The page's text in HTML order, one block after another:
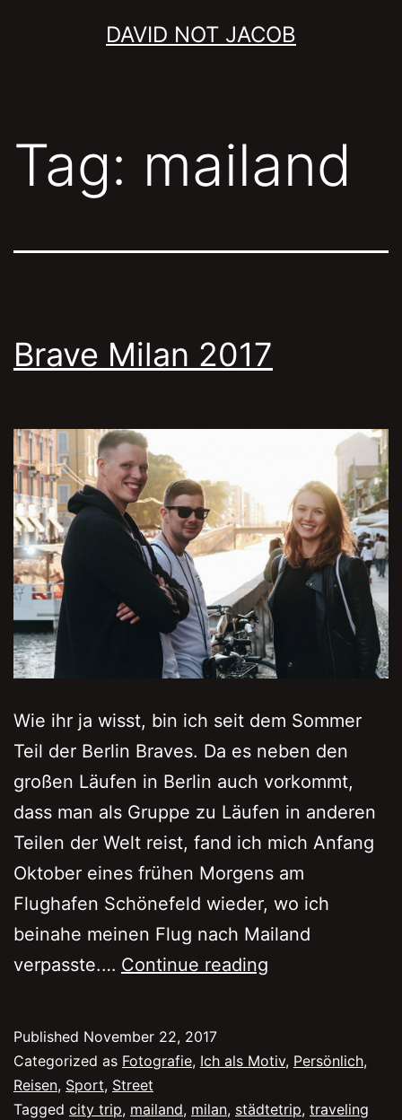
DAVID NOT JACOB
Tag: mailand
Brave Milan 2017
Wie ihr ja wisst, bin ich seit dem Sommer
Teil der Berlin Braves. Da es neben den
großen Läufen in Berlin auch vorkommt,
dass man als Gruppe zu Läufen in anderen
Teilen der Welt reist, fand ich mich Anfang
Oktober eines frühen Morgens am
Flughafen Schönefeld wieder, wo ich
beinahe meinen Flug nach Mailand
verpasste.… Continue reading
Published November 22, 2017
Categorized as Fotografie, Ich als Motiv, Persönlich,
Reisen, Sport, Street
Tagged city trip, mailand, milan, städtetrip, traveling